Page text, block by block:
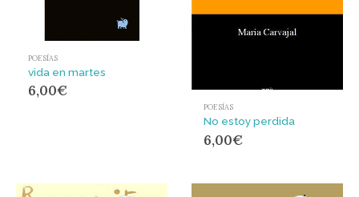
POESÍAS
vida en martes
6,00€
POESÍAS
No estoy perdida
6,00€